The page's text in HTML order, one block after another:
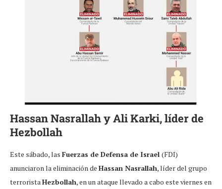
Hassan Nasrallah y Ali Karki, líder de
Hezbollah
Este sábado, las Fuerzas de Defensa de Israel (FDI)
anunciaron la eliminación de Hassan Nasrallah, líder del grupo
terrorista Hezbollah, en un ataque llevado a cabo este viernes en